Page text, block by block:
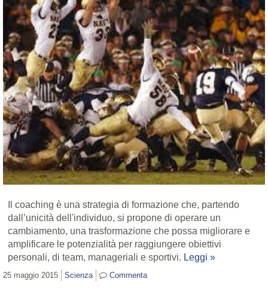
Il coaching è una strategia di formazione che, partendo
dall’unicità dell'individuo, si propone di operare un
cambiamento, una trasformazione che possa migliorare e
amplificare le potenzialità per raggiungere obiettivi
personali, di team, manageriali e sportivi. Leggi »
25 maggio 2015 Scienza Commenta